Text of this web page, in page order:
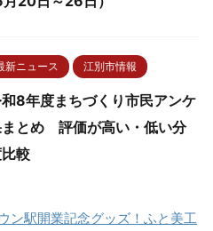
新ニュース 江別市情報
8年度まちづくり市民アンケ
まとめ 評価が高い・低い分
較
ン駅開業記念グッズ！ふと美工